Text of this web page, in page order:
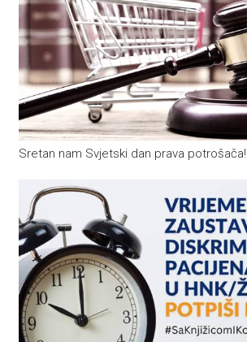
Sretan nam Svjetski dan prava potrošača!